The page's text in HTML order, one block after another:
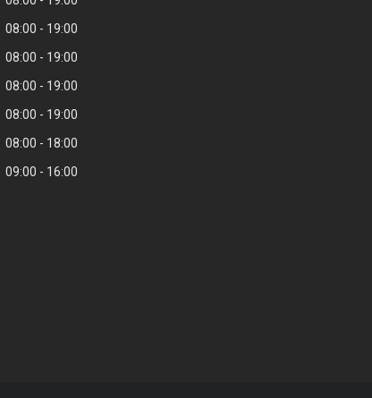
08:00
19:00
08:00
19:00
08:00
19:00
08:00
19:00
08:00
18:00
09:00 16:00